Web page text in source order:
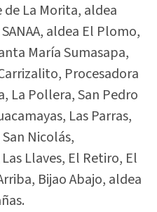
La Morita, aldea
aldea El Plomo,
María Sumasapa,
Procesadora
La Pollera, San Pedro
Las Parras,
Nicolás,
Llaves, El Retiro, El
Bijao Abajo, aldea